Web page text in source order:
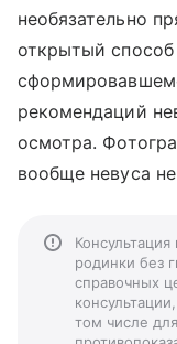
необязательно
открытый
рекомендаций
осмотра.
вообще невуса
родинки без
справочных
том числе